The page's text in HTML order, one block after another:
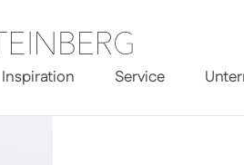
Inspiration Service